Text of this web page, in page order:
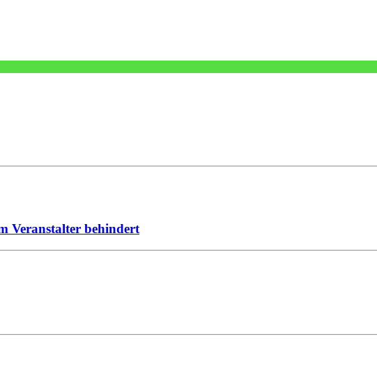
Veranstalter behindert